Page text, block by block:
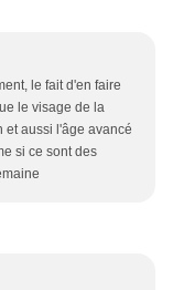
le fait d'en faire
le visage de la
et aussi l'âge avancé
si ce sont des